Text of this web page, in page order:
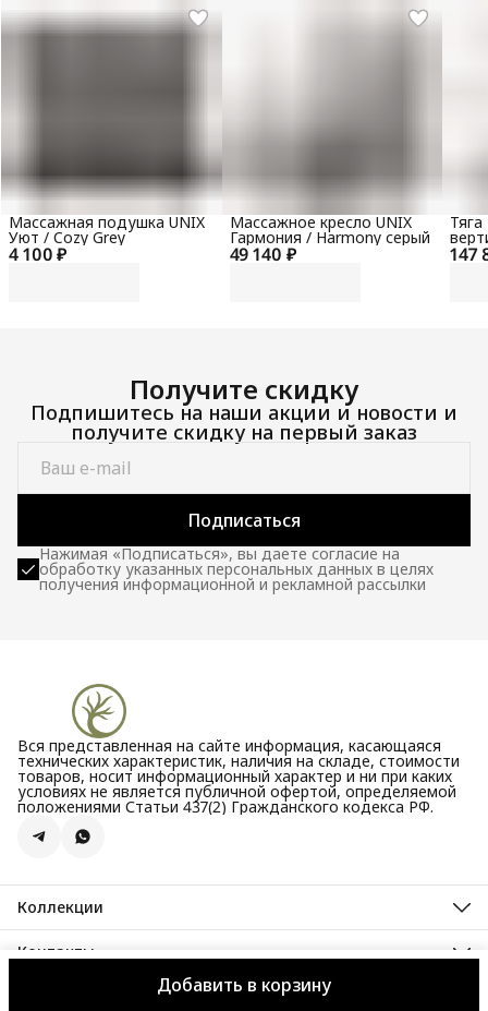
Добавить в корзину
4 100 ₽
Массажная подушка UNIX
Уют / Cozy Grey
49 140 ₽
Массажное кресло UNIX
Гармония / Harmony серый
147
100
Получите скидку
Подпишитесь на наши акции и новости и
получите скидку на первый заказ
Подписаться
Нажимая «Подписаться», вы даете согласие на
обработку указанных персональных данных в целях
получения информационной и рекламной рассылки
Вся представленная на сайте информация, касающаяся
технических характеристик, наличия на складе, стоимости
товаров, носит информационный характер и ни при каких
условиях не является публичной офертой, определяемой
положениями Статьи 437(2) Гражданского кодекса РФ.
Коллекции
Все новости
Акции
Контакты
Велозаводская улица, 5